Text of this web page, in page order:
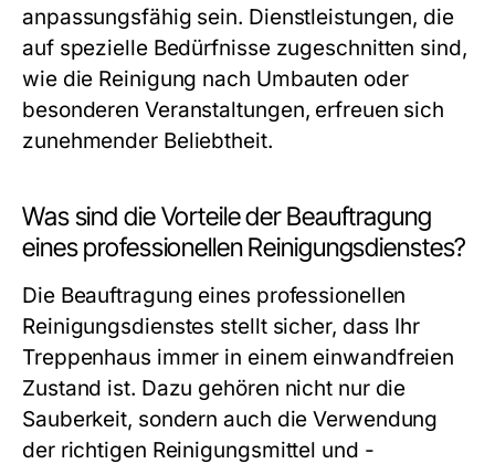
anpassungsfähig sein. Dienstleistungen, die
auf spezielle Bedürfnisse zugeschnitten sind,
wie die Reinigung nach Umbauten oder
besonderen Veranstaltungen, erfreuen sich
zunehmender Beliebtheit.
Was sind die Vorteile der Beauftragung
eines professionellen Reinigungsdienstes?
Die Beauftragung eines professionellen
Reinigungsdienstes stellt sicher, dass Ihr
Treppenhaus immer in einem einwandfreien
Zustand ist. Dazu gehören nicht nur die
Sauberkeit, sondern auch die Verwendung
der richtigen Reinigungsmittel und -